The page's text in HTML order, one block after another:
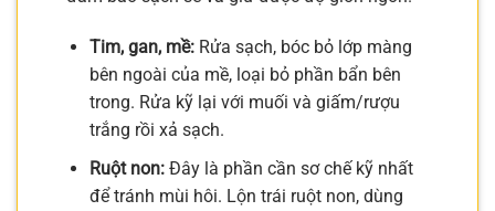
Tim, gan, mề:Rửa sạch, bóc bỏ lớp màng
bên ngoài của mề, loại bỏ phần bẩn bên
trong. Rửa kỹ lại với muối và giấm/rượu
trắng rồi xả sạch.
Ruột non:Đây là phần cần sơ chế kỹ nhất
để tránh mùi hôi. Lộn trái ruột non, dùng